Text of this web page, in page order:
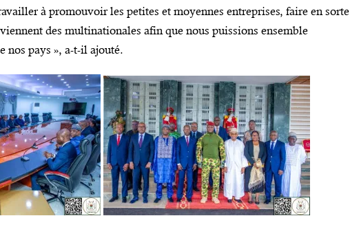
à promouvoir les petites et moyennes entreprises, faire en sorte
des multinationales afin que nous puissions ensemble
nos pays », a-t-il ajouté.